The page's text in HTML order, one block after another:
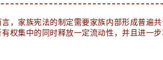
，家族宪法的制定需要家族内部形成普遍
权集中的同时释放一定流动性，并且进一